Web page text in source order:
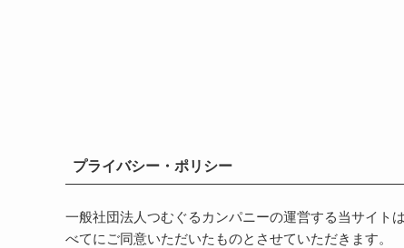
プライバシー・ポリシー
一般社団法人つむぐるカンパニーの運営する当サイトは
べてにご同意いただいたものとさせていただきます。